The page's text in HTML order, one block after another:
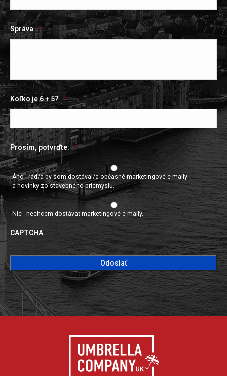
Správa *
Koľko je 6 + 5? *
Prosím, potvrďte: *
Áno - rád/a by som dostával/a občasné marketingové e-maily
a novinky zo stavebného priemyslu.
Nie - nechcem dostávať marketingové e-maily.
CAPTCHA
CAPTCHA